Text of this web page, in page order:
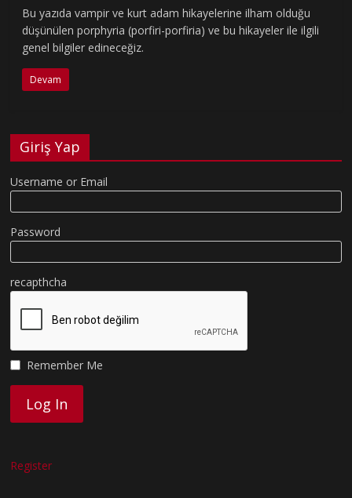
Bu yazıda vampir ve kurt adam hikayelerine ilham olduğu
düşünülen porphyria (porfiri-porfiria) ve bu hikayeler ile ilgili
genel bilgiler edineceğiz.
Devam
Giriş Yap
Username or Email
Password
recapthcha
Remember Me
Register